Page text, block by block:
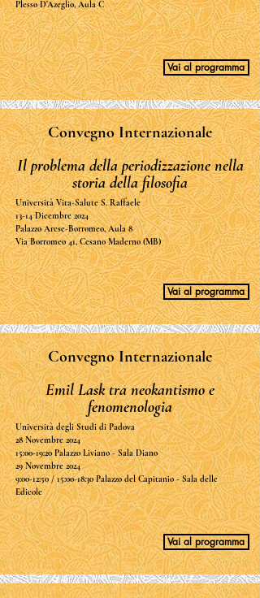
Plesso D’Azeglio, Aula C
Vai al programma
Convegno Internazionale
Il problema della periodizzazione nella
storia della filosofia
Università Vita-Salute S. Raffaele
13-14 Dicembre 2024
Palazzo Arese-Borromeo, Aula 8
Via Borromeo 41, Cesano Maderno (MB)
Vai al programma
Convegno Internazionale
Emil Lask tra neokantismo e
fenomenologia
Università degli Studi di Padova
28 Novembre 2024
15:00-19:20 Palazzo Liviano - Sala Diano
29 Novembre 2024
9:00-12:50 / 15:00-18:30 Palazzo del Capitanio - Sala delle
Edicole
Vai al programma